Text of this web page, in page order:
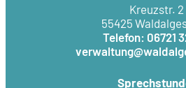
Kreuzstr. 2
55425
Telefon: 06721